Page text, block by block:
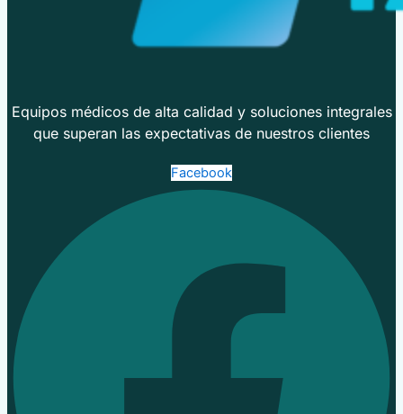
Equipos médicos de alta calidad y soluciones integrales
que superan las expectativas de nuestros clientes
Facebook